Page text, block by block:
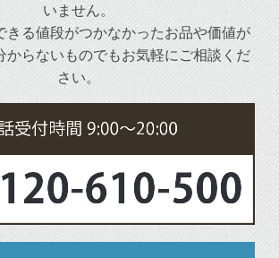
いません。
きる値段がつかなかったお品や価値が
からないものでもお気軽にご相談くだ
さい。